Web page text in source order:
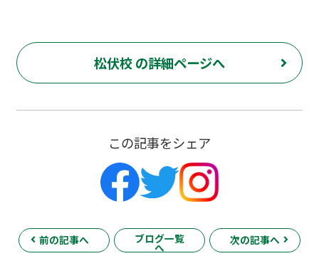
松伏校 の詳細ページへ
この記事をシェア
前の記事へ ブログ一覧
へ
次の記事へ